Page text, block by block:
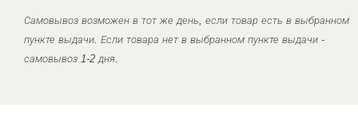
Самовывоз возможен в тот же день, если товар есть в выбранном
пункте выдачи. Если товара нет в выбранном пункте выдачи -
самовывоз 1-2 дня.